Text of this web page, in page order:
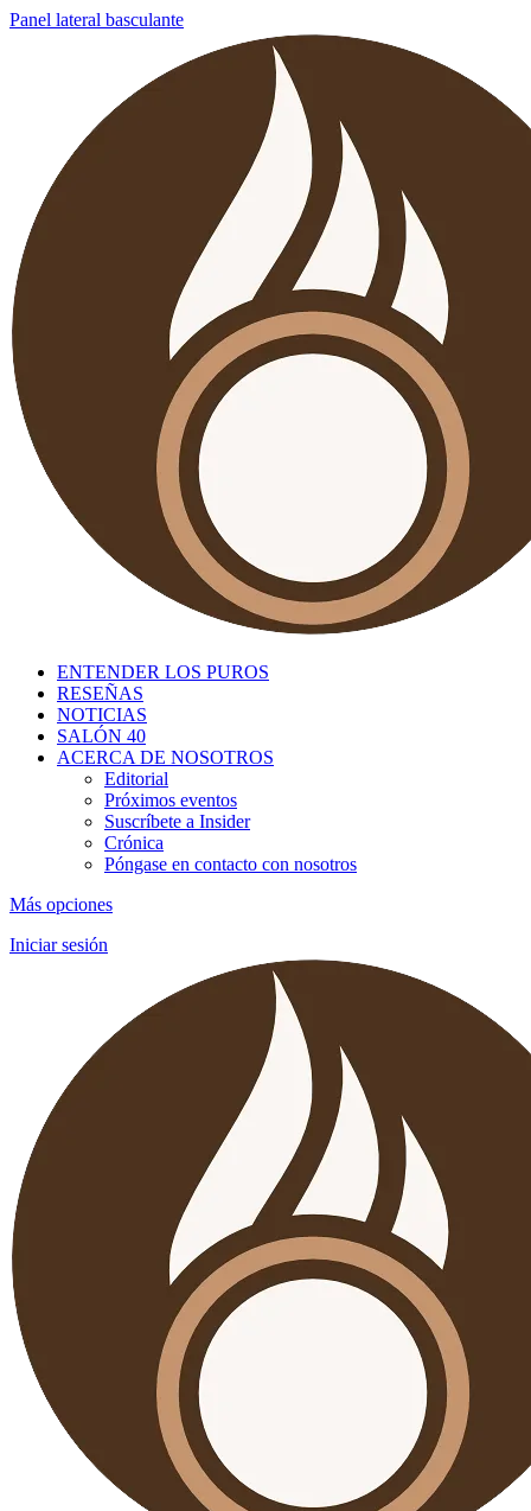
Panel lateral basculante
ENTENDER LOS PUROS
RESEÑAS
NOTICIAS
SALÓN 40
ACERCA DE NOSOTROS
Editorial
Próximos eventos
Suscríbete a Insider
Crónica
Póngase en contacto con nosotros
Más opciones
Iniciar sesión